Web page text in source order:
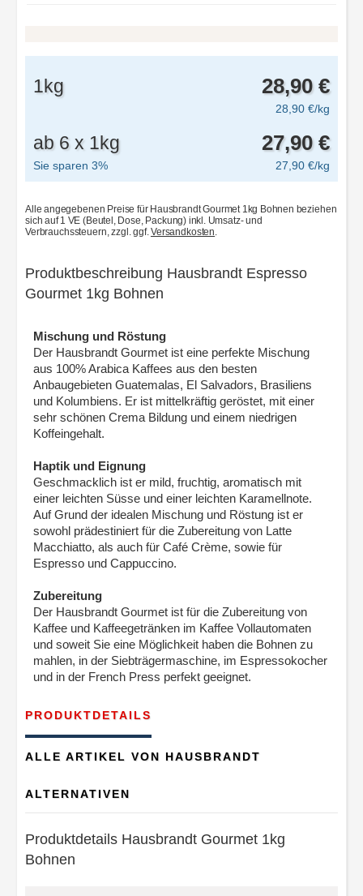
1kg 28,90 €
28,90 €/kg
ab 6 x 1kg
Sie sparen 3%
27,90 €
27,90 €/kg
Alle angegebenen Preise für Hausbrandt Gourmet 1kg Bohnen beziehen
sich auf 1 VE (Beutel, Dose, Packung) inkl. Umsatz- und
Verbrauchssteuern, zzgl. ggf.Versandkosten.
Produktbeschreibung Hausbrandt Espresso
Gourmet 1kg Bohnen
Mischung und Röstung
Der Hausbrandt Gourmet ist eine perfekte Mischung
aus 100% Arabica Kaffees aus den besten
Anbaugebieten Guatemalas, El Salvadors, Brasiliens
und Kolumbiens. Er ist mittelkräftig geröstet, mit einer
sehr schönen Crema Bildung und einem niedrigen
Koffeingehalt.
Haptik und Eignung
Geschmacklich ist er mild, fruchtig, aromatisch mit
einer leichten Süsse und einer leichten Karamellnote.
Auf Grund der idealen Mischung und Röstung ist er
sowohl prädestiniert für die Zubereitung von Latte
Macchiatto, als auch für Café Crème, sowie für
Espresso und Cappuccino.
Zubereitung
Der Hausbrandt Gourmet ist für die Zubereitung von
Kaffee und Kaffeegetränken im Kaffee Vollautomaten
und soweit Sie eine Möglichkeit haben die Bohnen zu
mahlen, in der Siebträgermaschine, im Espressokocher
und in der French Press perfekt geeignet.
PRODUKTDETAILS
ALLE ARTIKEL VON HAUSBRANDT
ALTERNATIVEN
Produktdetails Hausbrandt Gourmet 1kg
Bohnen